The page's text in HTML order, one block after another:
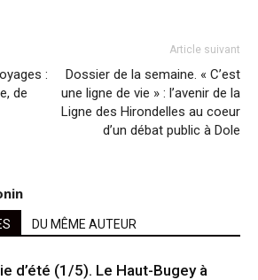
:
de
Article suivant
Dossier de la semaine. « C’est
une ligne de vie » : l’avenir de la
Ligne des Hirondelles au coeur
d’un débat public à Dole
DU MÊME AUTEUR
d’été (1/5). Le Haut-Bugey à